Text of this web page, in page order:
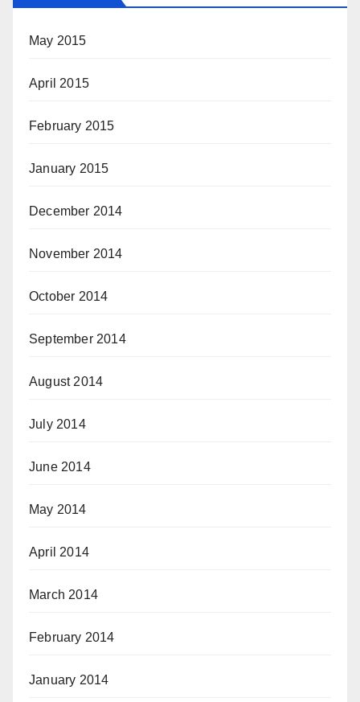
May 2015
April 2015
February 2015
January 2015
December 2014
November 2014
October 2014
September 2014
August 2014
July 2014
June 2014
May 2014
April 2014
March 2014
February 2014
January 2014